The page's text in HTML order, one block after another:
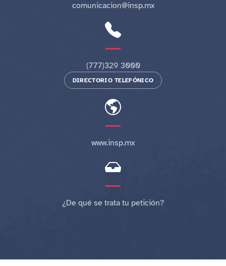
comunicacion@insp.mx
(777)329 3000
DIRECTORIO TELEFÓNICO
www.insp.mx
¿De qué se trata tu petición?